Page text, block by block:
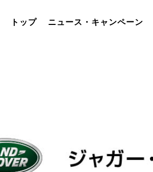
トップ ニュース・キャンペーン